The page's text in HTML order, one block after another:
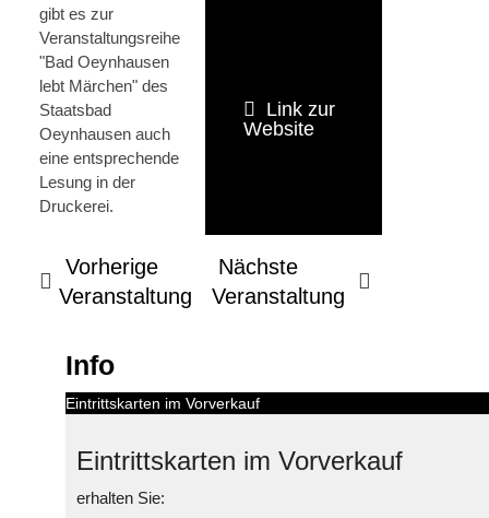
gibt es zur
Veranstaltungsreihe
"Bad Oeynhausen
lebt Märchen" des
Staatsbad
Oeynhausen auch
eine entsprechende
Lesung in der
Druckerei.
Link zur
Website
Vorherige
Veranstaltung
Nächste
Veranstaltung
Info
Eintrittskarten im Vorverkauf
Eintrittskarten im Vorverkauf
erhalten Sie: